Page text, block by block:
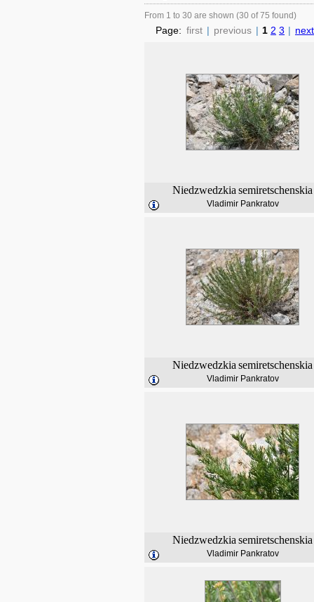
From 1 to 30 are shown (30 of 75 found)
Page: first | previous | 1 2 3 | next
Niedzwedzkia semiretschenskia
Vladimir Pankratov
Niedzwedzkia semiretschenskia
Vladimir Pankratov
Niedzwedzkia semiretschenskia
Vladimir Pankratov